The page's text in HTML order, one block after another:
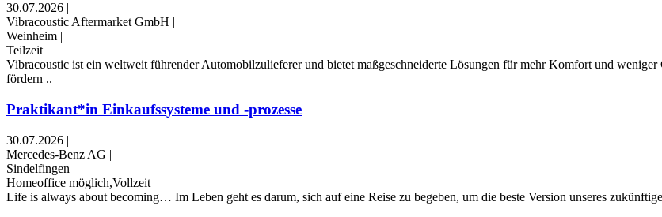
30.07.2026 |
Vibracoustic Aftermarket GmbH |
Weinheim |
Teilzeit
Vibracoustic ist ein weltweit führender Automobilzulieferer und bietet maßgeschneiderte Lösungen für mehr Komfort und
fördern ..
Praktikant*in Einkaufssysteme und -prozesse
30.07.2026 |
Mercedes-Benz AG |
Sindelfingen |
Homeoffice möglich,Vollzeit
Life is always about becoming… Im Leben geht es darum, sich auf eine Reise zu begeben, um die beste Version unseres